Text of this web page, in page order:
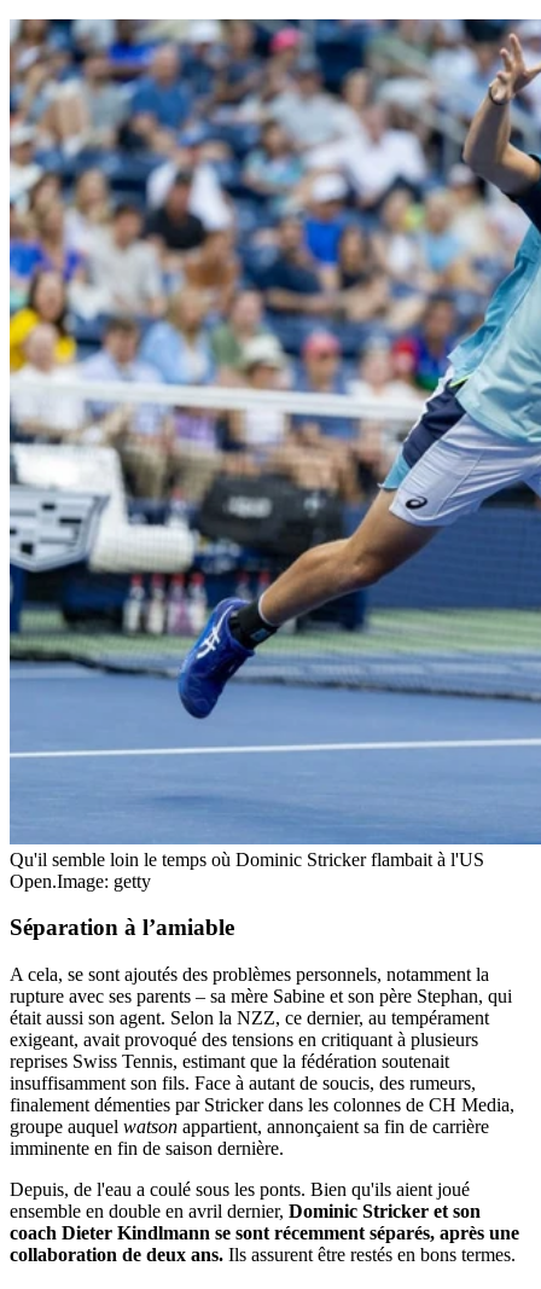
Qu'il semble loin le temps où Dominic Stricker flambait à l'US
Open.Image: getty
Séparation à l’amiable
A cela, se sont ajoutés des problèmes personnels, notamment la
rupture avec ses parents – sa mère Sabine et son père Stephan, qui
était aussi son agent. Selon la NZZ, ce dernier, au tempérament
exigeant, avait provoqué des tensions en critiquant à plusieurs
reprises Swiss Tennis, estimant que la fédération soutenait
insuffisamment son fils. Face à autant de soucis, des rumeurs,
finalement démenties par Stricker dans les colonnes de CH Media,
groupe auquel watson appartient, annonçaient sa fin de carrière
imminente en fin de saison dernière.
Depuis, de l'eau a coulé sous les ponts. Bien qu'ils aient joué
ensemble en double en avril dernier, Dominic Stricker et son
coach Dieter Kindlmann se sont récemment séparés, après une
collaboration de deux ans. Ils assurent être restés en bons termes.